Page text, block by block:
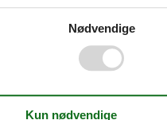
m²
Energi / Opvarmning
Brændeovn
Varmepumpe / Uden køl
Elkedel
Emhætte
Nødvendige